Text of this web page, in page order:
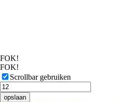
FOK!
FOK!
Scrollbar gebruiken
opslaan